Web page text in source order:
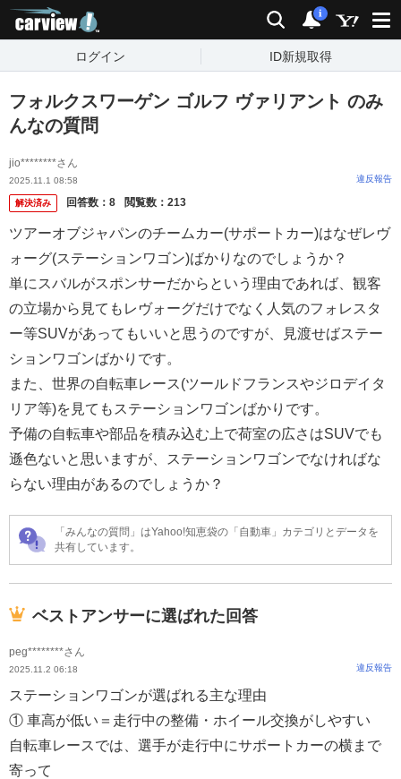
検索 通知
i
ログイン ID新規取得
フォルクスワーゲン ゴルフ ヴァリアント のみ
んなの質問
jio********さん
2025.11.1 08:58 違反報告
解決済み 回答数： 8 閲覧数： 213
ツアーオブジャパンのチームカー(サポートカー)はなぜレヴ
ォーグ(ステーションワゴン)ばかりなのでしょうか？
単にスバルがスポンサーだからという理由であれば、観客
の立場から見てもレヴォーグだけでなく人気のフォレスタ
ー等SUVがあってもいいと思うのですが、見渡せばステー
ションワゴンばかりです。
また、世界の自転車レース(ツールドフランスやジロデイタ
リア等)を見てもステーションワゴンばかりです。
予備の自転車や部品を積み込む上で荷室の広さはSUVでも
遜色ないと思いますが、ステーションワゴンでなければな
らない理由があるのでしょうか？
「みんなの質問」はYahoo!知恵袋の「自動車」カテゴリとデータを
共有しています。
ベストアンサーに選ばれた回答
peg********さん
2025.11.2 06:18 違反報告
ステーションワゴンが選ばれる主な理由
① 車高が低い＝走行中の整備・ホイール交換がしやすい
自転車レースでは、選手が走行中にサポートカーの横まで
寄って